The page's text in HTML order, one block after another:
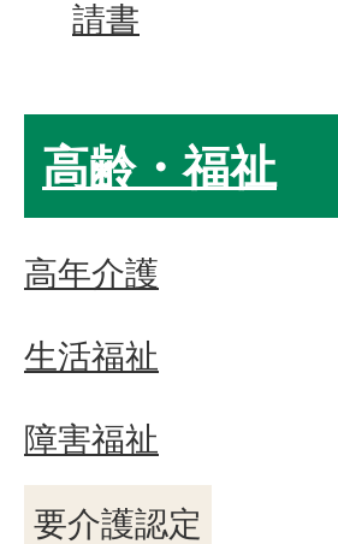
請書
高齢・福祉
高年介護
生活福祉
障害福祉
要介護認定